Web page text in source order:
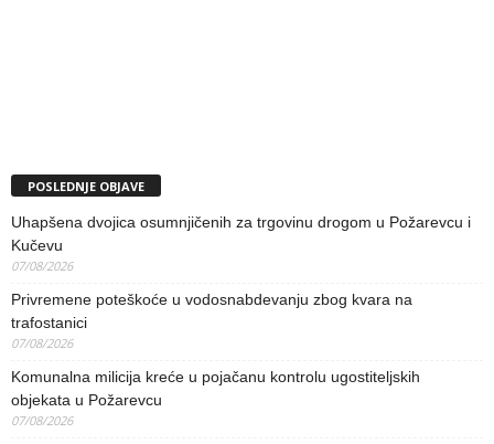
POSLEDNJE OBJAVE
Uhapšena dvojica osumnjičenih za trgovinu drogom u Požarevcu i
Kučevu
07/08/2026
Privremene poteškoće u vodosnabdevanju zbog kvara na
trafostanici
07/08/2026
Komunalna milicija kreće u pojačanu kontrolu ugostiteljskih
objekata u Požarevcu
07/08/2026